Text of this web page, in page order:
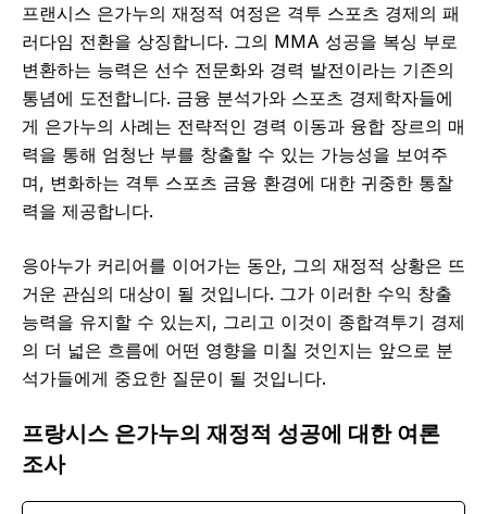
프랜시스 은가누의 재정적 여정은 격투 스포츠 경제의 패
러다임 전환을 상징합니다. 그의 MMA 성공을 복싱 부로
변환하는 능력은 선수 전문화와 경력 발전이라는 기존의
통념에 도전합니다. 금융 분석가와 스포츠 경제학자들에
게 은가누의 사례는 전략적인 경력 이동과 융합 장르의 매
력을 통해 엄청난 부를 창출할 수 있는 가능성을 보여주
며, 변화하는 격투 스포츠 금융 환경에 대한 귀중한 통찰
력을 제공합니다.
응아누가 커리어를 이어가는 동안, 그의 재정적 상황은 뜨
거운 관심의 대상이 될 것입니다. 그가 이러한 수익 창출
능력을 유지할 수 있는지, 그리고 이것이 종합격투기 경제
의 더 넓은 흐름에 어떤 영향을 미칠 것인지는 앞으로 분
석가들에게 중요한 질문이 될 것입니다.
프랑시스 은가누의 재정적 성공에 대한 여론
조사